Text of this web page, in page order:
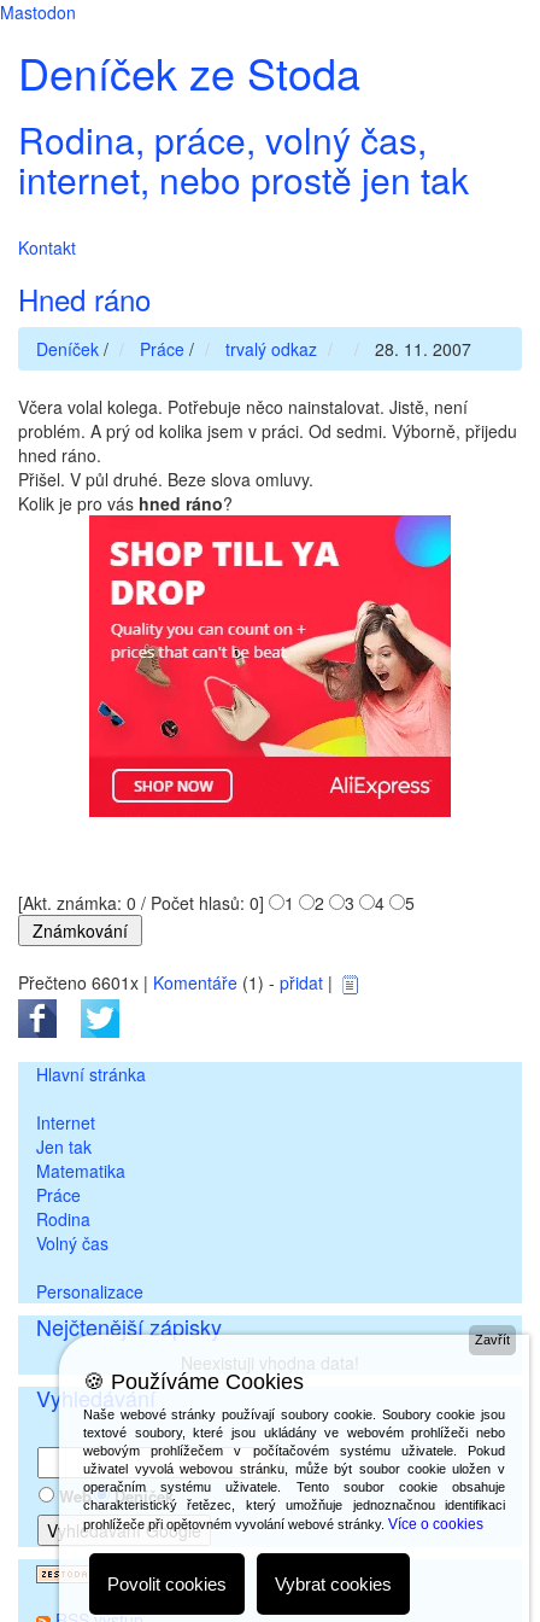
Mastodon
Deníček ze Stoda
Rodina, práce, volný čas,
internet, nebo prostě jen tak
Kontakt
Hned ráno
Deníček / Práce / trvalý odkaz 28. 11. 2007
Včera volal kolega. Potřebuje něco nainstalovat. Jistě, není
problém. A prý od kolika jsem v práci. Od sedmi. Výborně, přijedu
hned ráno.
Přišel. V půl druhé. Beze slova omluvy.
Kolik je pro vás hned ráno?
[Akt. známka: 0 / Počet hlasů: 0] 1 2 3 4 5
Přečteno 6601x | Komentáře (1) - přidat |
Hlavní stránka
Internet
Jen tak
Matematika
Práce
Rodina
Volný čas
Personalizace
Nejčtenější zápisky
Neexistuji vhodna data!
Vyhledávání
Web Deníček
Zavřít
🍪 Používáme Cookies
Naše webové stránky používají soubory cookie. Soubory cookie jsou
textové soubory, které jsou ukládány ve webovém prohlížeči nebo
webovým prohlížečem v počítačovém systému uživatele. Pokud
uživatel vyvolá webovou stránku, může být soubor cookie uložen v
operačním systému uživatele. Tento soubor cookie obsahuje
charakteristický řetězec, který umožňuje jednoznačnou identifikaci
prohlížeče při opětovném vyvolání webové stránky.Více o cookies
Povolit cookies Vybrat cookies